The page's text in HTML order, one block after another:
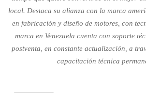
local. Destaca su alianza con la marca
en fabricación y diseño de motores, con
marca en Venezuela cuenta con soporte
postventa, en constante actualización, a
capacitación técnica